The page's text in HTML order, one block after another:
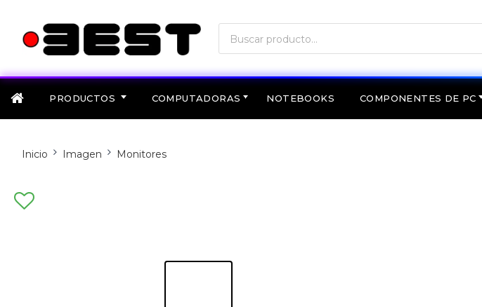
PRODUCTOS COMPUTADORAS NOTEBOOKS COMPONENTES DE PC
Inicio Imagen Monitores